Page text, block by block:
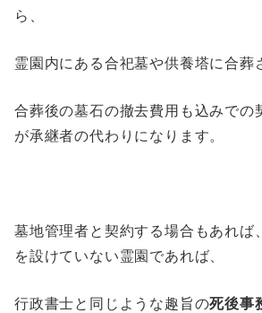
ら、
霊園内にある合祀墓や供養塔に合葬
合葬後の墓石の撤去費用も込みでの
が承継者の代わりになります。
墓地管理者と契約する場合もあれば
を設けていない霊園であれば、
行政書士と同じような趣旨の死後事